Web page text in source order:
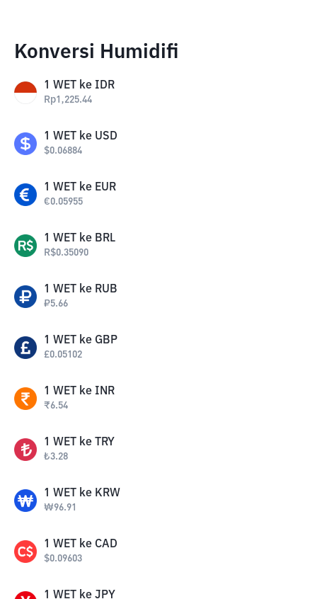
Konversi Humidifi
1 WET ke IDR
Rp1,225.44
1 WET ke USD
$0.06884
1 WET ke EUR
€0.05955
1 WET ke BRL
R$0.35090
1 WET ke RUB
₽5.66
1 WET ke GBP
£0.05102
1 WET ke INR
₹6.54
1 WET ke TRY
₺3.28
1 WET ke KRW
₩96.91
1 WET ke CAD
$0.09603
1 WET ke JPY